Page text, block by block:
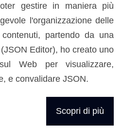
gestire in maniera più
l'organizzazione delle
partendo da una
Editor), ho creato uno
Web per visualizzare,
e convalidare JSON.
Scopri di più